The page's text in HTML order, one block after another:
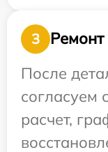
3
Ремонт
После
согласуем
расчет,